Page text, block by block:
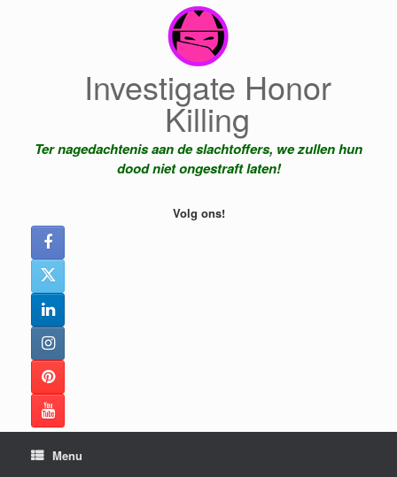
Investigate Honor
Killing
Ter nagedachtenis aan de slachtoffers, we zullen hun
dood niet ongestraft laten!
Volg ons!
Menu